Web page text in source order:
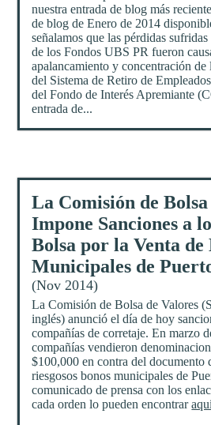
nuestra entrada de blog más
de blog de Enero de 2014
señalamos que las pérdidas
de los Fondos UBS PR fueron
apalancamiento y concentración de
del Sistema de Retiro de
del Fondo de Interés Apremiante
entrada de...
La Comisión de
Impone Sanciones a
Bolsa por la Venta de
Municipales de
(Nov 2014)
La Comisión de Bolsa de Valores
inglés) anunció el día de hoy
compañías de corretaje. En marzo
compañías vendieron
$100,000 en contra del documento
riesgosos bonos municipales de
comunicado de prensa con los
cada orden lo pueden encontrar